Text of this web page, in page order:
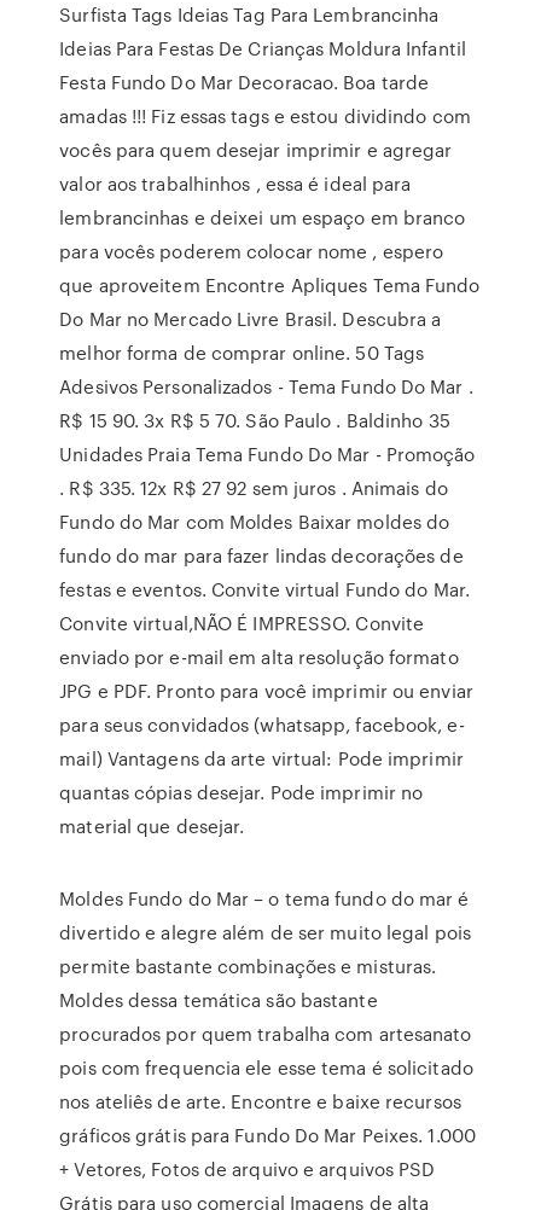
Surfista Tags Ideias Tag Para Lembrancinha
Ideias Para Festas De Crianças Moldura Infantil
Festa Fundo Do Mar Decoracao. Boa tarde
amadas !!! Fiz essas tags e estou dividindo com
vocês para quem desejar imprimir e agregar
valor aos trabalhinhos , essa é ideal para
lembrancinhas e deixei um espaço em branco
para vocês poderem colocar nome , espero
que aproveitem Encontre Apliques Tema Fundo
Do Mar no Mercado Livre Brasil. Descubra a
melhor forma de comprar online. 50 Tags
Adesivos Personalizados - Tema Fundo Do Mar .
R$ 15 90. 3x R$ 5 70. São Paulo . Baldinho 35
Unidades Praia Tema Fundo Do Mar - Promoção
. R$ 335. 12x R$ 27 92 sem juros . Animais do
Fundo do Mar com Moldes Baixar moldes do
fundo do mar para fazer lindas decorações de
festas e eventos. Convite virtual Fundo do Mar.
Convite virtual,NÃO É IMPRESSO. Convite
enviado por e-mail em alta resolução formato
JPG e PDF. Pronto para você imprimir ou enviar
para seus convidados (whatsapp, facebook, e-
mail) Vantagens da arte virtual: Pode imprimir
quantas cópias desejar. Pode imprimir no
material que desejar.
Moldes Fundo do Mar – o tema fundo do mar é
divertido e alegre além de ser muito legal pois
permite bastante combinações e misturas.
Moldes dessa temática são bastante
procurados por quem trabalha com artesanato
pois com frequencia ele esse tema é solicitado
nos ateliês de arte. Encontre e baixe recursos
gráficos grátis para Fundo Do Mar Peixes. 1.000
+ Vetores, Fotos de arquivo e arquivos PSD
Grátis para uso comercial Imagens de alta